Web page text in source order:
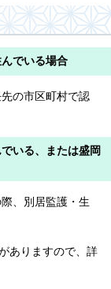
でいる場合
の市区町村で認
いる、または盛岡
、別居監護・生
ありますので、詳